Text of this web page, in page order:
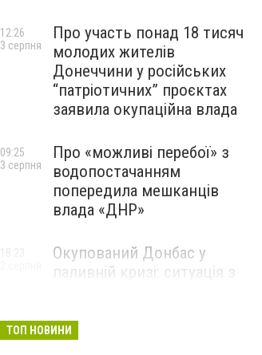
Про участь понад 18 тисяч
молодих жителів
Донеччини у російських
“патріотичних” проєктах
заявила окупаційна влада
12:26
3 серпня
Про «можливі перебої» з
водопостачанням
попередила мешканців
влада «ДНР»
09:25
3 серпня
Окупований Донбас у
паливній кризі: ситуація з
ТОП НОВИНИ